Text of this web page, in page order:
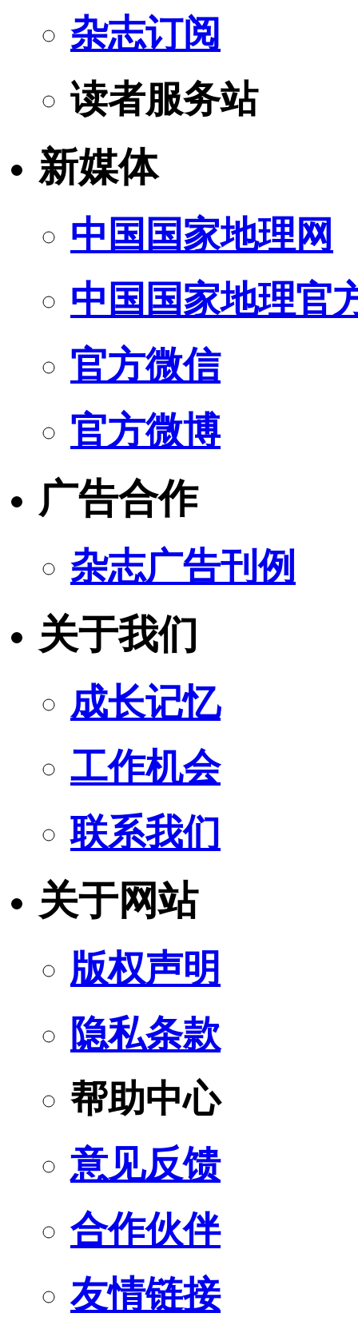
杂志订阅
读者服务站
新媒体
中国国家地理网
中国国家地理官
官方微信
官方微博
广告合作
杂志广告刊例
关于我们
成长记忆
工作机会
联系我们
关于网站
版权声明
隐私条款
帮助中心
意见反馈
合作伙伴
友情链接